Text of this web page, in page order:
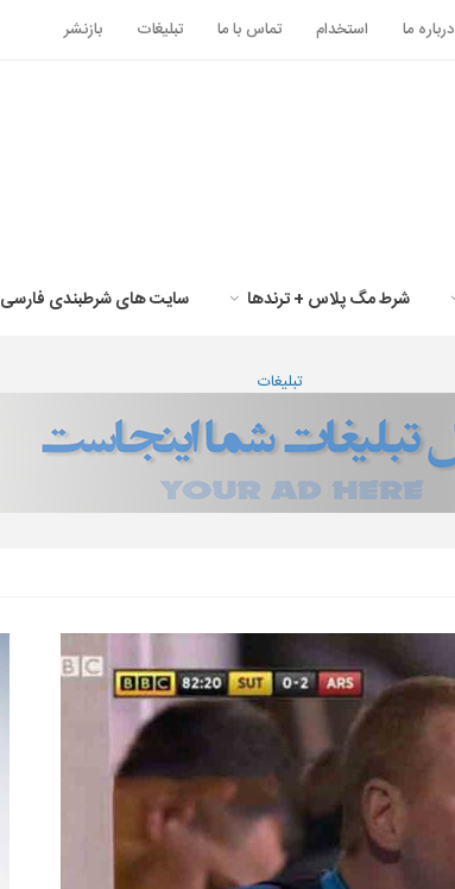
درباره ما استخدام تماس با ما تبلیغات بازنشر
شرط مگ پلاس + ترندها سایت های شرطبندی فارسی
تبلیغات